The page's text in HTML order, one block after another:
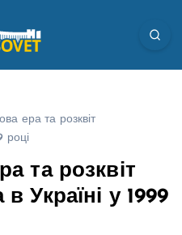
ера та розквіт
році
та розквіт
Україні у 1999